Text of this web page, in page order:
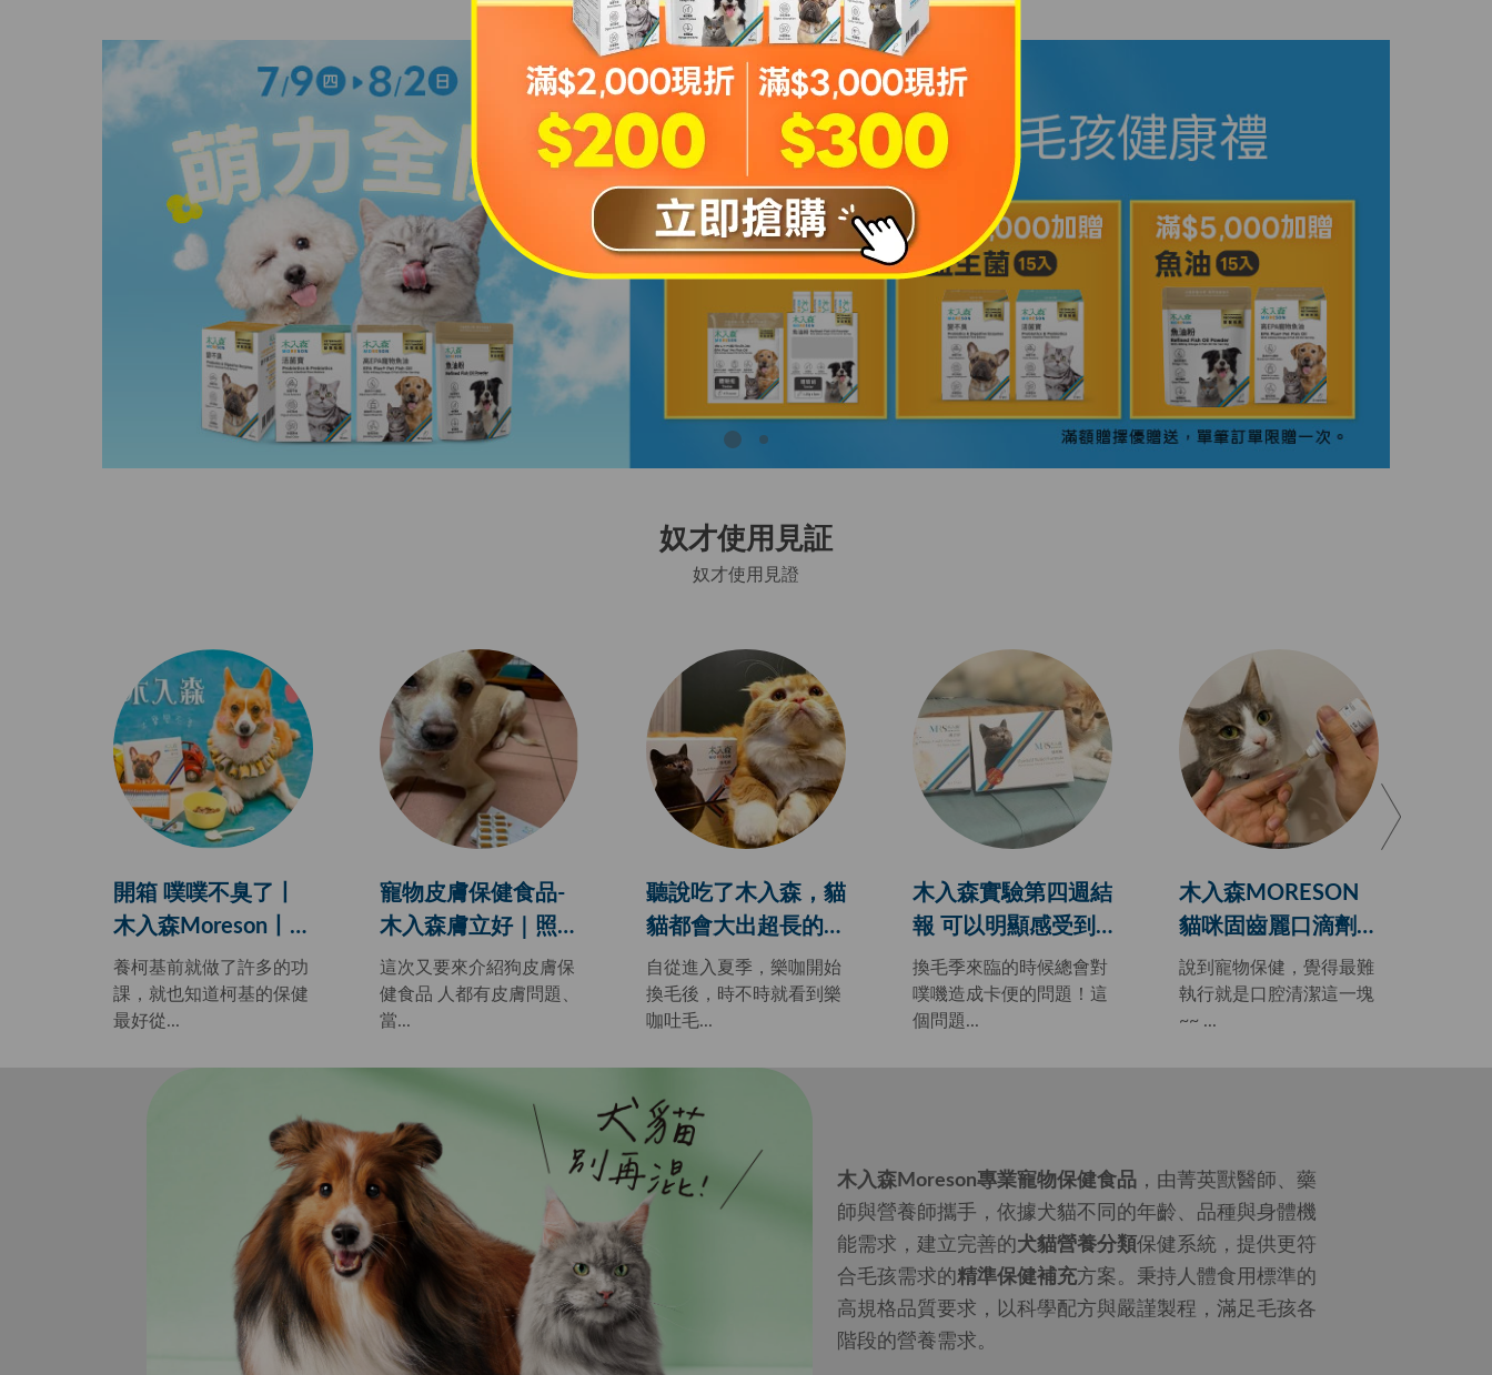
奴才使用見証
奴才使用見證
開箱 噗噗不臭了丨
木入森Moreson丨犬
寶變不臭升級版丨狗
狗專屬寵物益生菌
養柯基前就做了許多的功
課，就也知道柯基的保健
最好從...
寵物皮膚保健食品-
木入森膚立好｜照顧
毛小孩是主子的責任
這次又要來介紹狗皮膚保
健食品 人都有皮膚問題、
當...
聽說吃了木入森，貓
貓都會大出超長的便
便?那有沒有貓也跟
著變長的八卦？
自從進入夏季，樂咖開始
換毛後，時不時就看到樂
咖吐毛...
木入森實驗第四週結
報 可以明顯感受到
噗嘰已經不會卡便
了！大便很濕潤成條
成型 (排毛粉篇)
換毛季來臨的時候總會對
噗嘰造成卡便的問題！這
個問題...
木入森MORESON
貓咪固齒麗口滴劑
嚴選食用級配方 寵
物口腔保健的好幫手
說到寵物保健，覺得最難
執行就是口腔清潔這一塊
~~ ...
木入森Moreson專業寵物保健食品 ，由菁英獸醫師、藥
師與營養師攜手，依據犬貓不同的年齡、品種與身體機
能需求，建立完善的犬貓營養分類保健系統，提供更符
合毛孩需求的精準保健補充方案。秉持人體食用標準的
高規格品質要求，以科學配方與嚴謹製程，滿足毛孩各
階段的營養需求。